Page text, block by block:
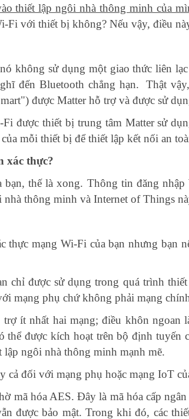
thiết lập ngôi nhà thông minh của
Fi với thiết bị không? Nếu vậy, điều
không sử dụng một giao thức liên
đến Bluetooth chẳng hạn. Thật
được Matter hỗ trợ và được sử
được thiết bị trung tâm Matter sử
mỗi thiết bị để thiết lập kết nối an
xác thực?
thế là xong. Thông tin đăng
thông minh và Internet of Things
thực mạng Wi-Fi của bạn nhưng bạn
chỉ được sử dụng trong quá trình
mạng phụ chứ không phải mạng
ít nhất hai mạng; điều khôn
được kích hoạt trên bộ định tuyến
lập ngôi nhà thông minh mạnh mẽ.
cả đối với mạng phụ hoặc mạng IoT
mã hóa AES. Đây là mã hóa cấp
được bảo mật. Trong khi đó, các